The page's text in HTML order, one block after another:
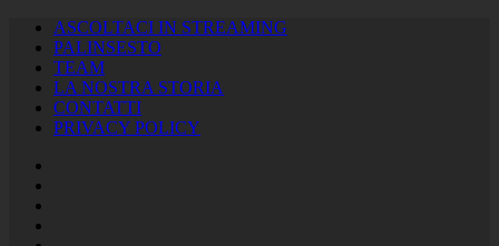
ASCOLTACI IN STREAMING
PALINSESTO
TEAM
LA NOSTRA STORIA
CONTATTI
PRIVACY POLICY